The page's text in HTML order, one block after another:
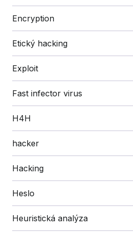
Encryption
Etický hacking
Exploit
Fast infector virus
H4H
hacker
Hacking
Heslo
Heuristická analýza